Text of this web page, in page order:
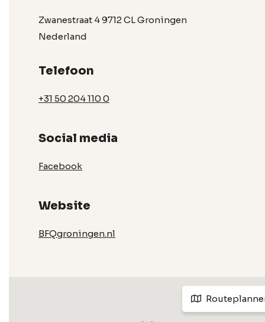
Zwanestraat 4 9712 CL Groningen
Nederland
Telefoon
+31 50 204 110 0
Social media
Facebook
Website
BFQgroningen.nl